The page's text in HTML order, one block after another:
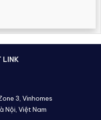
LINK
3, Vinhomes
Nội, Việt Nam